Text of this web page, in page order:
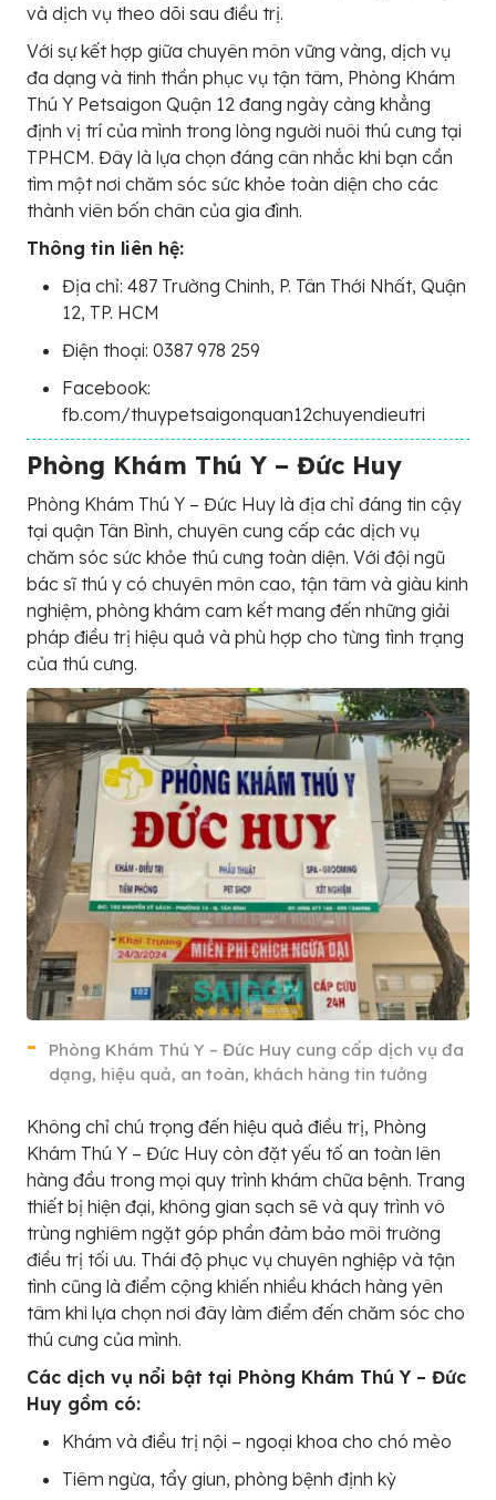
và dịch vụ theo dõi sau điều trị.
Với sự kết hợp giữa chuyên môn vững vàng, dịch vụ
đa dạng và tinh thần phục vụ tận tâm, Phòng Khám
Thú Y Petsaigon Quận 12 đang ngày càng khẳng
định vị trí của mình trong lòng người nuôi thú cưng tại
TPHCM. Đây là lựa chọn đáng cân nhắc khi bạn cần
tìm một nơi chăm sóc sức khỏe toàn diện cho các
thành viên bốn chân của gia đình.
Thông tin liên hệ:
Địa chỉ: 487 Trường Chinh, P. Tân Thới Nhất, Quận
12, TP. HCM
Điện thoại: 0387 978 259
Facebook:
fb.com/thuypetsaigonquan12chuyendieutri
Phòng Khám Thú Y – Đức Huy
Phòng Khám Thú Y – Đức Huy là địa chỉ đáng tin cậy
tại quận Tân Bình, chuyên cung cấp các dịch vụ
chăm sóc sức khỏe thú cưng toàn diện. Với đội ngũ
bác sĩ thú y có chuyên môn cao, tận tâm và giàu kinh
nghiệm, phòng khám cam kết mang đến những giải
pháp điều trị hiệu quả và phù hợp cho từng tình trạng
của thú cưng.
Phòng Khám Thú Y – Đức Huy cung cấp dịch vụ đa
dạng, hiệu quả, an toàn, khách hàng tin tưởng
Không chỉ chú trọng đến hiệu quả điều trị, Phòng
Khám Thú Y – Đức Huy còn đặt yếu tố an toàn lên
hàng đầu trong mọi quy trình khám chữa bệnh. Trang
thiết bị hiện đại, không gian sạch sẽ và quy trình vô
trùng nghiêm ngặt góp phần đảm bảo môi trường
điều trị tối ưu. Thái độ phục vụ chuyên nghiệp và tận
tình cũng là điểm cộng khiến nhiều khách hàng yên
tâm khi lựa chọn nơi đây làm điểm đến chăm sóc cho
thú cưng của mình.
Các dịch vụ nổi bật tại Phòng Khám Thú Y – Đức
Huy gồm có:
Khám và điều trị nội – ngoại khoa cho chó mèo
Tiêm ngừa, tẩy giun, phòng bệnh định kỳ